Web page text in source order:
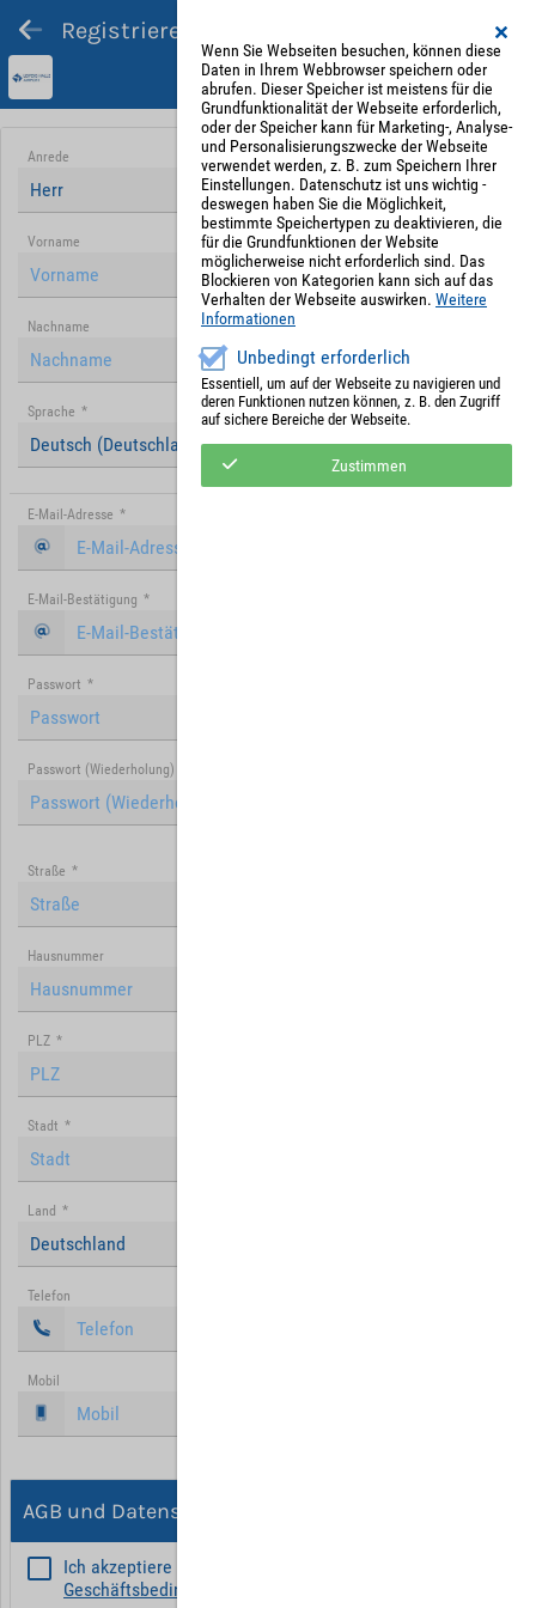
Registrieren und Angebot abgeben
Anrede
Herr
Vorname
Nachname
Sprache *
Deutsch (Deutschland)
E-Mail-Adresse *
E-Mail-Bestätigung *
Passwort *
Passwort (Wiederholung)
Straße *
Hausnummer
PLZ *
Stadt *
Land *
Deutschland
Telefon
Mobil
AGB und Datenschutz
Ich akzeptiere die
Geschäftsbedingungen
Wenn Sie Webseiten besuchen, können diese
Daten in Ihrem Webbrowser speichern oder
abrufen. Dieser Speicher ist meistens für die
Grundfunktionalität der Webseite erforderlich,
oder der Speicher kann für Marketing-, Analyse-
und Personalisierungszwecke der Webseite
verwendet werden, z. B. zum Speichern Ihrer
Einstellungen. Datenschutz ist uns wichtig -
deswegen haben Sie die Möglichkeit,
bestimmte Speichertypen zu deaktivieren, die
für die Grundfunktionen der Website
möglicherweise nicht erforderlich sind. Das
Blockieren von Kategorien kann sich auf das
Verhalten der Webseite auswirken. Weitere
Informationen
Unbedingt erforderlich
Essentiell, um auf der Webseite zu navigieren und
deren Funktionen nutzen können, z. B. den Zugriff
auf sichere Bereiche der Webseite.
Zustimmen